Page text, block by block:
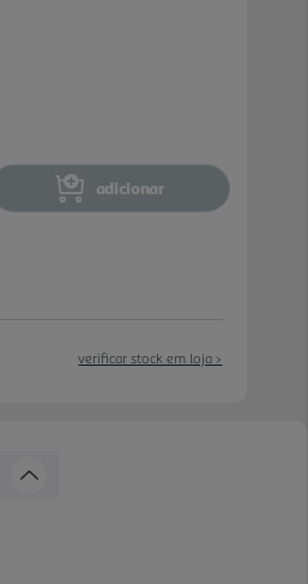
adicionar
verificar stock em loja >